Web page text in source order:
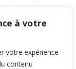
à votre
votre expérience
contenu
24 25